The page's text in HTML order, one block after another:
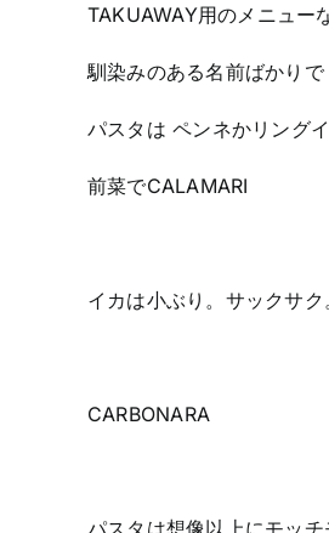
TAKUAWAY用のメニュー
馴染みのある名前ばかり
パスタは ペンネかリング
前菜でCALAMARI
イカは小ぶり。サックサク
CARBONARA
パスタは想像以上にモッ